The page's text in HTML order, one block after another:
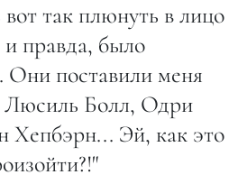
вот так плюнуть в лицо
правда, было
Они поставили меня
Люсиль Болл, Одри
Хепбэрн... Эй, как это